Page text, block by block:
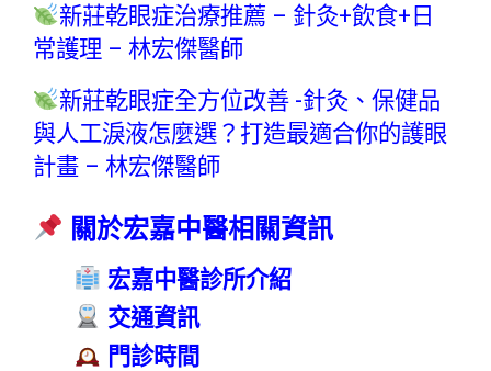
新莊乾眼症治療推薦 – 針灸+飲食+日
常護理 – 林宏傑醫師
新莊乾眼症全方位改善 -針灸、保健品
與人工淚液怎麼選？打造最適合你的護眼
計畫 – 林宏傑醫師
關於宏嘉中醫相關資訊
宏嘉中醫診所介紹
交通資訊
門診時間